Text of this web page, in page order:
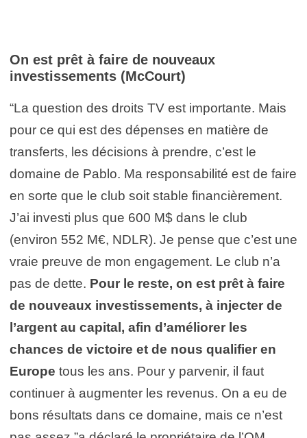
On est prêt à faire de nouveaux
investissements (McCourt)
“La question des droits TV est importante. Mais
pour ce qui est des dépenses en matière de
transferts, les décisions à prendre, c’est le
domaine de Pablo. Ma responsabilité est de faire
en sorte que le club soit stable financièrement.
J’ai investi plus que 600 M$ dans le club
(environ 552 M€, NDLR). Je pense que c’est une
vraie preuve de mon engagement. Le club n’a
pas de dette. Pour le reste, on est prêt à faire
de nouveaux investissements, à injecter de
l’argent au capital, afin d’améliorer les
chances de victoire et de nous qualifier en
Europe tous les ans. Pour y parvenir, il faut
continuer à augmenter les revenus. On a eu de
bons résultats dans ce domaine, mais ce n’est